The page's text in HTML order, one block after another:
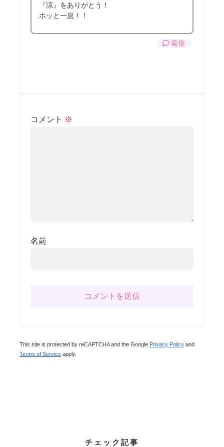
『涼』をありがとう！
ホッと一息！！
返信
コメント ※
名前
This site is protected by reCAPTCHA and the Google Privacy Policy and
Terms of Service apply.
チェック記事